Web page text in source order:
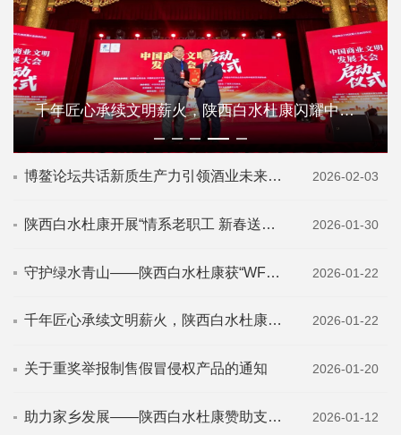
千年匠心承续文明薪火，陕西白水杜康闪耀中国商业文明发展大会
博鳌论坛共话新质生产力引领酒业未来——陕... 2026-02-03
陕西白水杜康开展“情系老职工 新春送温暖”... 2026-01-30
守护绿水青山——陕西白水杜康获“WFFT... 2026-01-22
千年匠心承续文明薪火，陕西白水杜康闪耀中... 2026-01-22
关于重奖举报制售假冒侵权产品的通知 2026-01-20
助力家乡发展——陕西白水杜康赞助支持西安... 2026-01-12